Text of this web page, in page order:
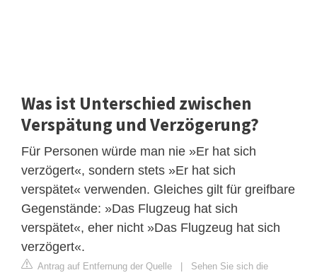
Was ist Unterschied zwischen
Verspätung und Verzögerung?
Für Personen würde man nie »Er hat sich
verzögert«, sondern stets »Er hat sich
verspätet« verwenden. Gleiches gilt für greifbare
Gegenstände: »Das Flugzeug hat sich
verspätet«, eher nicht »Das Flugzeug hat sich
verzögert«.
Antrag auf Entfernung der Quelle | Sehen Sie sich die